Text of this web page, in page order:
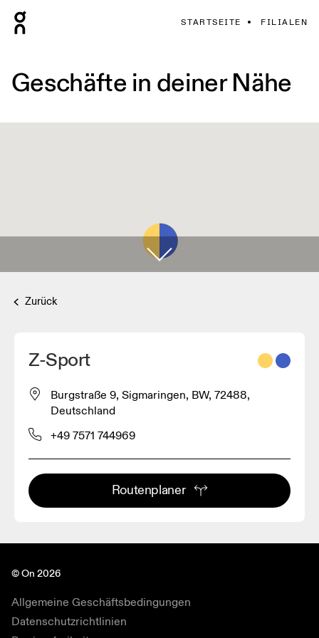
STARTSEITE FILIALEN
Geschäfte in deiner Nähe
Zurück
Z-Sport
Burgstraße 9, Sigmaringen, BW, 72488,
Deutschland
+49 7571 744969
Routenplaner
© On 2026
Allgemeine Geschäftsbedingungen
Datenschutzrichtlinien